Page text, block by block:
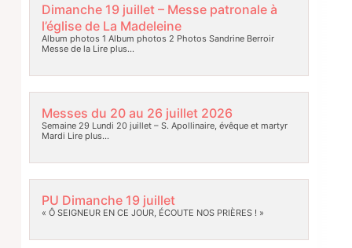
Dimanche 19 juillet – Messe patronale à
l’église de La Madeleine
Album photos 1 Album photos 2 Photos Sandrine Berroir
Messe de laLire plus…
Messes du 20 au 26 juillet 2026
Semaine 29 Lundi 20 juillet – S. Apollinaire, évêque et martyr
Mardi Lire plus…
PU Dimanche 19 juillet
« Ô SEIGNEUR EN CE JOUR, ÉCOUTE NOS PRIÈRES ! »